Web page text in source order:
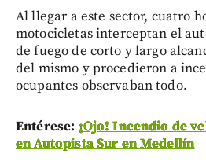
Al llegar a este sector, cuatro
motocicletas interceptan el
de fuego de corto y largo
del mismo y procedieron a
ocupantes observaban todo.
Entérese: ¡Ojo! Incendio de
en Autopista Sur en Medellín